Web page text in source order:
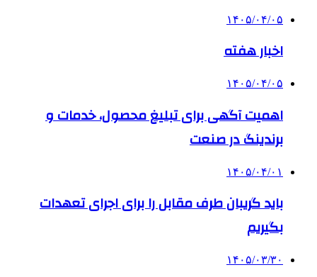
۱۴۰۵/۰۴/۰۵
اخبار هفته
۱۴۰۵/۰۴/۰۵
اهمیت آگهی برای تبلیغ محصول، خدمات و
برندینگ در صنعت
۱۴۰۵/۰۴/۰۱
باید گریبان طرف مقابل را برای اجرای تعهدات
بگیریم
۱۴۰۵/۰۳/۳۰